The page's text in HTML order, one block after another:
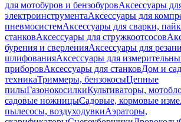
для мотобуров и бензобуровАксессуары
электроинструментаАксессуары для
пневмосистемАксессуары для сварки,
станковАксессуары для стружкоотсосов
бурения и сверленияАксессуары для
шлифованияАксессуары для
приборовАксессуары для станковДом и сад
техникаТриммеры, бензокосыЦепные
пилыГазонокосилкиКультиваторы,
садовые ножницыСадовые, кормовые
пылесосы, воздуходувкиАэраторы,